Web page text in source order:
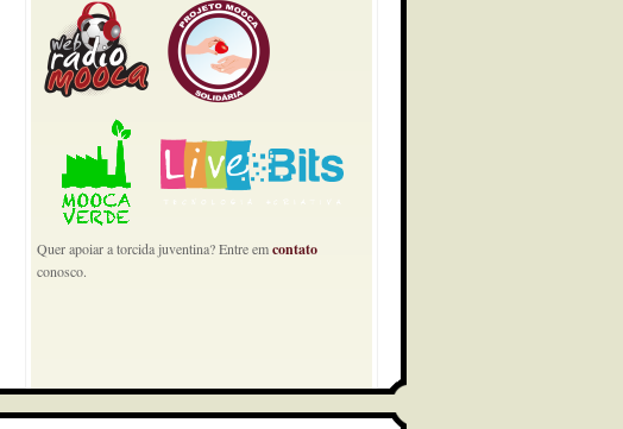
Quer apoiar a torcida juventina? Entre emcontato
conosco.